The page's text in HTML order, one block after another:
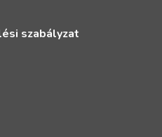
szabályzat